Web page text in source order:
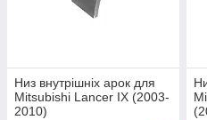
Низ внутрішніх арок для
Mitsubishi Lancer IX (2003-
2010)